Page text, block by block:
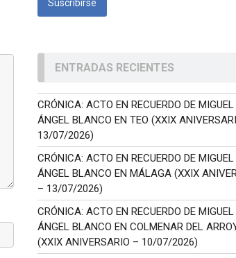
ENTRADAS RECIENTES
CRÓNICA: ACTO EN RECUERDO DE MIGUEL
ÁNGEL BLANCO EN TEO (XXIX
13/07/2026)
CRÓNICA: ACTO EN RECUERDO DE MIGUEL
ÁNGEL BLANCO EN MÁLAGA (XXIX
– 13/07/2026)
CRÓNICA: ACTO EN RECUERDO DE MIGUEL
ÁNGEL BLANCO EN COLMENAR DEL
(XXIX ANIVERSARIO – 10/07/2026)